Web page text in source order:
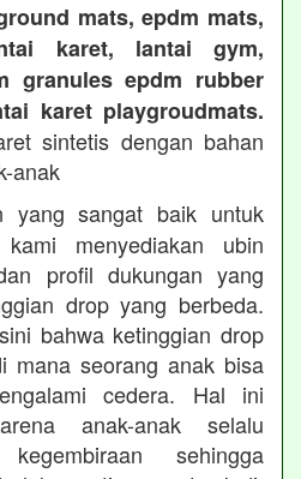
mats, epdm mats,
karet, lantai gym,
granules epdm rubber
karet playgroudmats.
sintetis dengan bahan
anak
yang sangat baik untuk
menyediakan ubin
profil dukungan yang
drop yang berbeda.
bahwa ketinggian drop
mana seorang anak bisa
cedera. Hal ini
anak-anak selalu
sehingga